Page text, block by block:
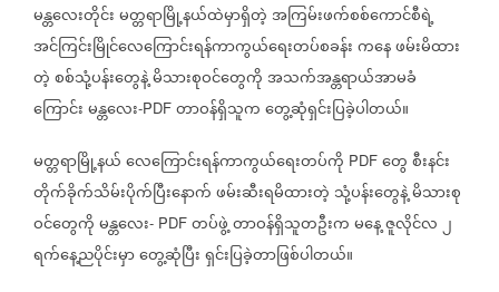
မန္တလေးတိုင်းမတ္တရာမြို့နယ်ထဲမှာရှိတဲ့အကြမ်းဖက်စစ်ကောင်စီရဲ့
အင်ကြင်းမြိုင်လေကြောင်းရန်ကာကွယ်ရေးတပ်စခန်းကနေဖမ်းမိထား
တဲ့စစ်သုံ့ပန်းတွေနဲ့မိသားစုဝင်တွေကိုအသက်အန္တရာယ်အာမခံ
ကြောင်းမန္တလေး-PDF တာဝန်ရှိသူကတွေ့ဆုံရှင်းပြခဲ့ပါတယ်။
မတ္တရာမြို့နယ်လေကြောင်းရန်ကာကွယ်ရေးတပ်ကို PDF တွေစီးနင်း
တိုက်ခိုက်သိမ်းပိုက်ပြီးနောက်ဖမ်းဆီးရမိထားတဲ့ သုံ့ပန်းတွေနဲ့မိသားစု
ဝင်တွေကိုမန္တလေး- PDF တပ်ဖွဲ့တာဝန်ရှိသူတဦးကမနေ့ဇူလိုင်လ၂
ရက်နေ့ညပိုင်းမှာတွေ့ဆုံပြီးရှင်းပြခဲ့တာဖြစ်ပါတယ်။